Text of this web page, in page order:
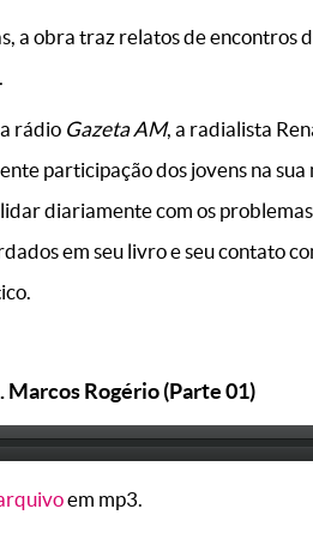
a obra traz relatos de encontros
rádio Gazeta AM, a radialista
participação dos jovens na
diariamente com os
em seu livro e seu contato
Marcos Rogério (Parte 01)
em mp3.